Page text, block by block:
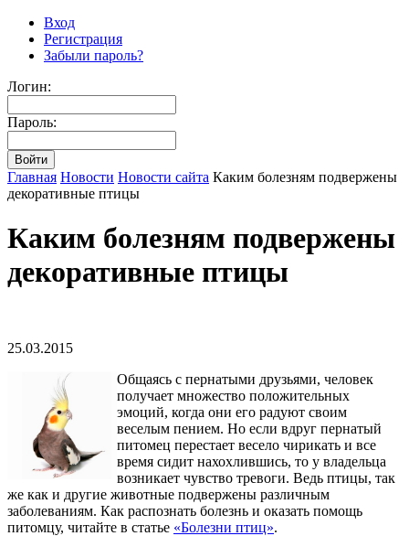
Вход
Регистрация
Забыли пароль?
Логин:
Пароль:
Главная Новости Новости сайта Каким болезням подвержены
декоративные птицы
Каким болезням подвержены
декоративные птицы
25.03.2015
Общаясь с пернатыми друзьями, человек
получает множество положительных
эмоций, когда они его радуют своим
веселым пением. Но если вдруг пернатый
питомец перестает весело чирикать и все
время сидит нахохлившись, то у владельца
возникает чувство тревоги. Ведь птицы, так
же как и другие животные подвержены различным
заболеваниям. Как распознать болезнь и оказать помощь
питомцу, читайте в статье «Болезни птиц».